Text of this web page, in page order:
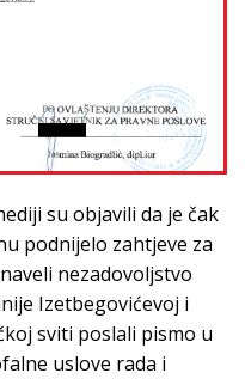
su objavili da je čak
podnijelo zahtjeve za
nezadovoljstvo
Izetbegovićevoj i
sviti poslali pismo u
uslove rada i